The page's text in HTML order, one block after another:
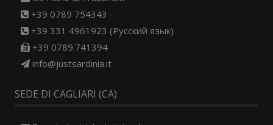
+39 0789 754343
+39 331 4961923 (Русский язык)
+39 0789.741394
info@justsardinia.it
SEDE DI CAGLIARI (CA)